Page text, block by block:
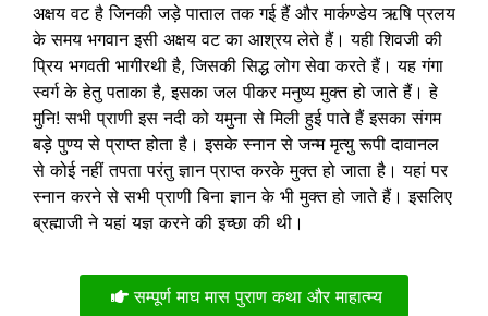
अक्षय वट है जिनकी जड़े पाताल तक गई हैं और मार्कण्डेय ऋषि प्रलय
के समय भगवान इसी अक्षय वट का आश्रय लेते हैं। यही शिवजी की
प्रिय भगवती भागीरथी है, जिसकी सिद्ध लोग सेवा करते हैं। यह गंगा
स्वर्ग के हेतु पताका है, इसका जल पीकर मनुष्य मुक्त हो जाते हैं। हे
मुनि! सभी प्राणी इस नदी को यमुना से मिली हुई पाते हैं इसका संगम
बड़े पुण्य से प्राप्त होता है। इसके स्नान से जन्म मृत्यु रूपी दावानल
से कोई नहीं तपता परंतु ज्ञान प्राप्त करके मुक्त हो जाता है। यहां पर
स्नान करने से सभी प्राणी बिना ज्ञान के भी मुक्त हो जाते हैं। इसलिए
ब्रह्माजी ने यहां यज्ञ करने की इच्छा की थी।
सम्पूर्ण माघ मास पुराण कथा और माहात्म्य